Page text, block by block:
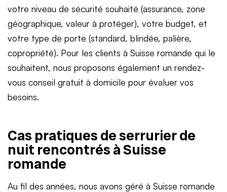
votre niveau de sécurité souhaité (assurance, zone
géographique, valeur à protéger), votre budget, et
votre type de porte (standard, blindée, palière,
copropriété). Pour les clients à Suisse romande qui le
souhaitent, nous proposons également un rendez-
vous conseil gratuit à domicile pour évaluer vos
besoins.
Cas pratiques de serrurier de
nuit rencontrés à Suisse
romande
Au fil des années, nous avons géré à Suisse romande